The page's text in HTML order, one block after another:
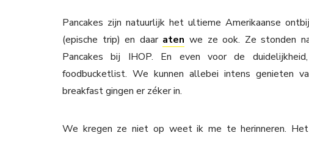
Pancakes zijn natuurlijk het ultieme Amerikaanse
(epische trip) en daar aten we ze ook. Ze stonden
Pancakes bij IHOP. En even voor de
foodbucketlist. We kunnen allebei intens genieten
breakfast gingen er zéker in.
We kregen ze niet op weet ik me te herinneren.